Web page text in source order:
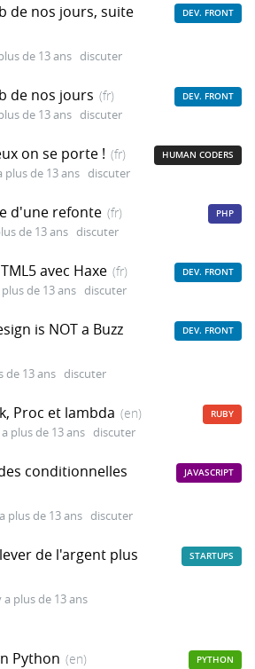
de nos jours, suite
de 13 ans discuter
DEV. FRONT
de nos jours (fr)
de 13 ans discuter
DEV. FRONT
on se porte ! (fr)
plus de 13 ans discuter
HUMAN CODERS
d'une refonte (fr)
de 13 ans discuter
PHP
avec Haxe (fr)
plus de 13 ans discuter
DEV. FRONT
is NOT a Buzz
de 13 ans discuter
DEV. FRONT
Proc et lambda (en)
a plus de 13 ans discuter
RUBY
conditionnelles
plus de 13 ans discuter
JAVASCRIPT
de l'argent plus
a plus de 13 ans
STARTUPS
Python (en) PYTHON